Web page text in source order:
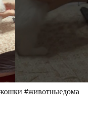
#животныедома